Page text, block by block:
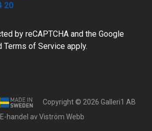
20
by reCAPTCHA and the Google
Terms of Service apply.
Copyright © 2026 Galleri1 AB
E-handel avViström Webb